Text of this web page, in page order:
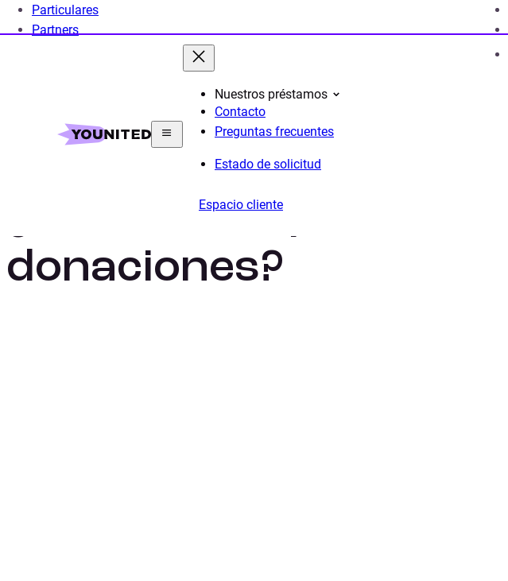
Particulares
Partners
Nuestros préstamos
Contacto
Preguntas frecuentes
Estado de solicitud
Espacio cliente
Educacion Financiera: entender el presupuesto y el crédito
¿Qué es el impuesto de
donaciones?